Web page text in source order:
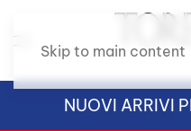
Skip to main content
NUOVI ARRIVI